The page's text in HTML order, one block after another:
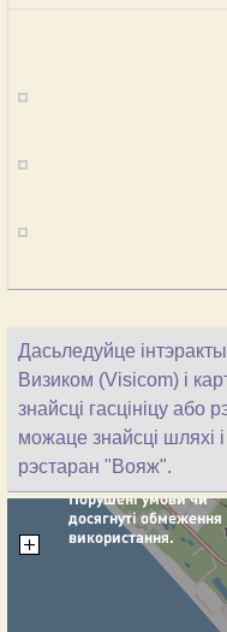
Дасьледуйце
Визиком (Visicom) і
знайсці гасцініцу
можаце знайсці шляхі
рэстаран "Вояж".